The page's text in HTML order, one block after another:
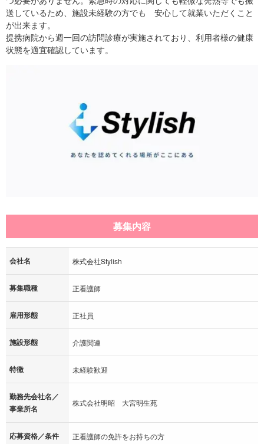
送しているため、施設未経験の方でも 安心して就業いただくこと
が出来ます。
提携病院から週一回の訪問診療が実施されており、利用者様の健康
状態を適宜確認しています。
募集内容
会社名 株式会社Stylish
募集職種 正看護師
雇用形態 正社員
施設形態 介護関連
特徴 未経験歓迎
勤務先会社名／
事業所名
株式会社明昭 大宮明生苑
応募資格／条件 正看護師の免許をお持ちの方